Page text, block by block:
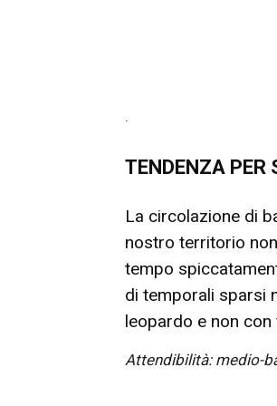
.
TENDENZA PER
La circolazione di
nostro territorio
tempo
di temporali sparsi
leopardo e non
Attendibilità: medio-